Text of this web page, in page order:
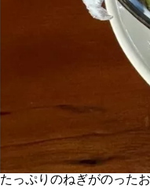
たっぷりのねぎがのった